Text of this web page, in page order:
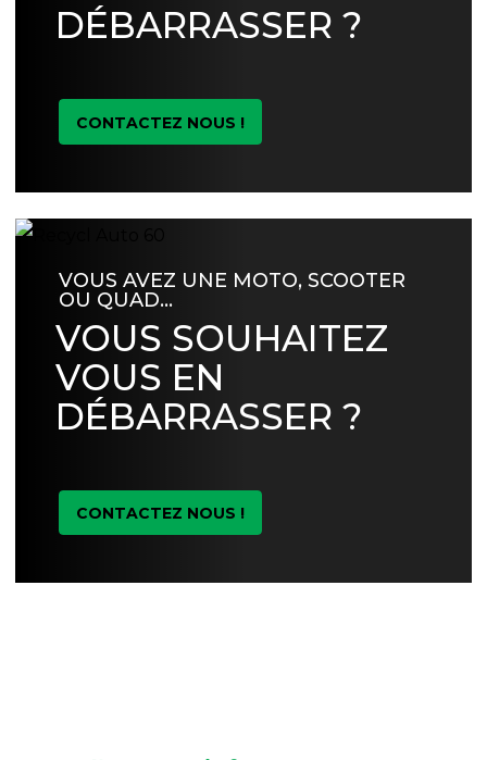
DÉBARRASSER ?
CONTACTEZ NOUS !
VOUS AVEZ UNE MOTO, SCOOTER
OU QUAD…
VOUS SOUHAITEZ
VOUS EN
DÉBARRASSER ?
CONTACTEZ NOUS !